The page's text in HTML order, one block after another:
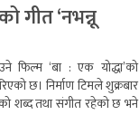
गीत ‘नभन्नू
फिल्म ‘बा : एक योद्धा’को
छ। निर्माण टिमले शुक्रबार
शब्द तथा संगीत रहेको छ भने